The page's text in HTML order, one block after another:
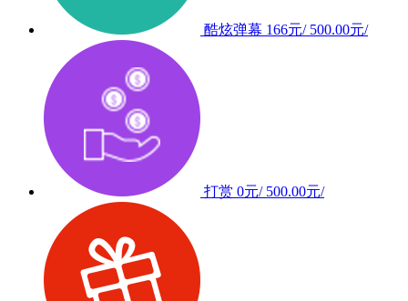
酷炫弹幕 166元/ 500.00元/
打赏 0元/ 500.00元/